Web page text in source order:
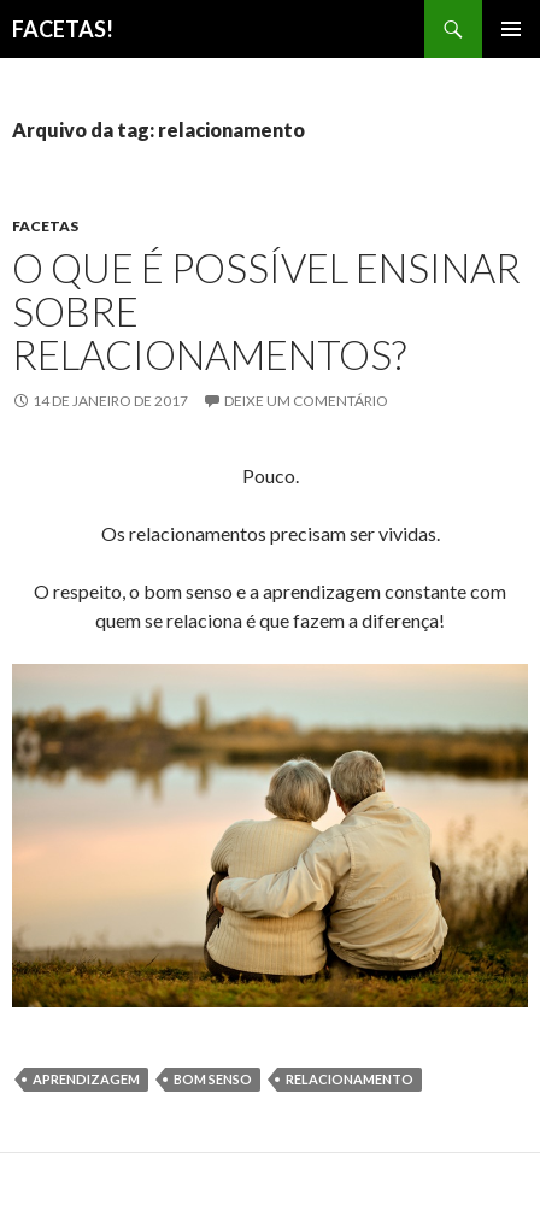
FACETAS!
CONTEÚDO
Arquivo da tag: relacionamento
FACETAS
O QUE É POSSÍVEL ENSINAR
SOBRE
RELACIONAMENTOS?
14 DE JANEIRO DE 2017 DEIXE UM COMENTÁRIO
Pouco.
Os relacionamentos precisam ser vividas.
O respeito, o bom senso e a aprendizagem constante com
quem se relaciona é que fazem a diferença!
APRENDIZAGEM BOM SENSO RELACIONAMENTO